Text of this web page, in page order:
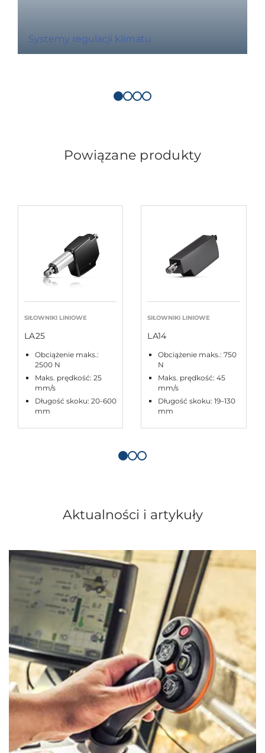
Systemy regulacji klimatu
Powiązane produkty
SIŁOWNIKI LINIOWE
LA25
Obciążenie maks.:
2500 N
Maks. prędkość: 25
mm/s
Długość skoku: 20-600
mm
SIŁOWNIKI LINIOWE
LA14
Obciążenie maks.: 750
N
Maks. prędkość: 45
mm/s
Długość skoku: 19–130
mm
Aktualności i artykuły